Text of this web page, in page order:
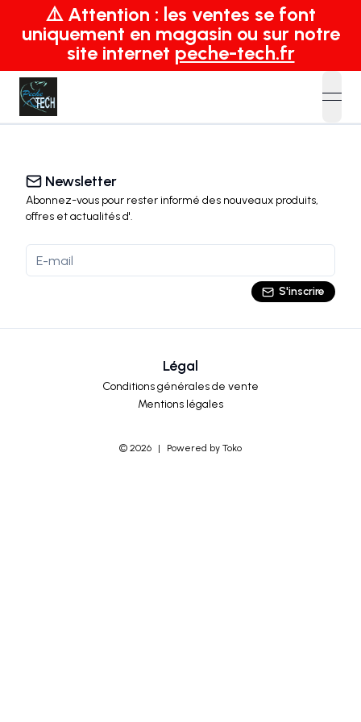
⚠️ Attention : les ventes se font
uniquement en magasin ou sur notre
site internet peche-tech.fr
Newsletter
Abonnez-vous pour rester informé des nouveaux produits,
offres et actualitésd'.
S'inscrire
Légal
Conditions générales de vente
Mentions légales
© 2026 | Powered by Toko